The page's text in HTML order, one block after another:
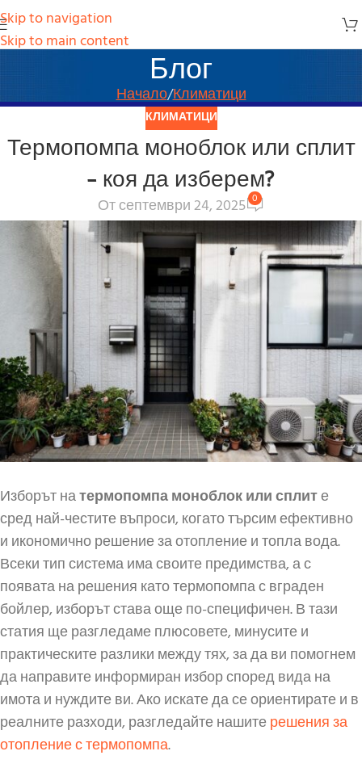
Skip to navigation
Skip to main content
Блог
Начало Климатици
КЛИМАТИЦИ
Термопомпа моноблок или сплит
– коя да изберем?
От септември 24, 2025 0
Изборът натермопомпа моноблок или сплите
сред най-честите въпроси, когато търсим ефективно
и икономично решение за отопление и топла вода.
Всеки тип система има своите предимства, а с
появата на решения като термопомпа с вграден
бойлер, изборът става още по-специфичен. В тази
статия ще разгледаме плюсовете, минусите и
практическите разлики между тях, за да ви помогнем
да направите информиран избор според вида на
имота и нуждите ви. Ако искате да се ориентирате и в
реалните разходи, разгледайте нашитерешения за
отопление с термопомпа.